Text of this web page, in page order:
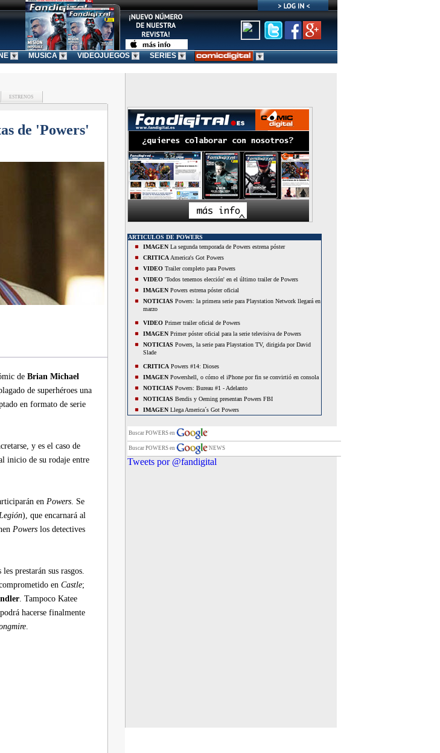
MUSICA VIDEOJUEGOS SERIES
ESTRENOS
de 'Powers'
de Brian Michael
de superhéroes una
en formato de serie
y es el caso de
inicio de su rodaje entre
en Powers. Se
), que encarnará al
Powerslos detectives
prestarán sus rasgos.
en Castle;
. Tampoco Katee
hacerse finalmente
.
ARTICULOS DE POWERS
IMAGENLa segunda temporada de Powers estrena póster
CRITICAAmerica's Got Powers
VIDEOTrailer completo para Powers
VIDEO'Todos tenemos elección' en el último trailer de Powers
IMAGENPowers estrena póster oficial
NOTICIAS Powers: la primera serie para Playstation Network llegará en
marzo
VIDEOPrimer trailer oficial de Powers
IMAGENPrimer póster oficial para la serie televisiva de Powers
NOTICIAS Powers, la serie para Playstation TV, dirigida por David
Slade
CRITICAPowers #14: Dioses
IMAGENPowershell, o cómo el iPhone por fin se convirtió en consola
NOTICIAS Powers: Bureau #1 - Adelanto
NOTICIAS Bendis y Oeming presentan Powers FBI
IMAGENLlega America´s Got Powers
NOTICIASVuelve Austin Powers
BREVESJason Patric y Lucy Punch, protagonistas definitivos de
“Powers”.
BREVESLa serie de Powers ya es casi una reaildad
Buscar POWERS en
Buscar POWERS en NEWS
Tweets por @fandigital